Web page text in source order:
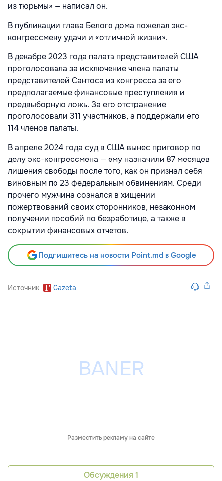
из тюрьмы» — написал он.
В публикации глава Белого дома пожелал экс-
конгрессмену удачи и «отличной жизни».
В декабре 2023 года палата представителей США
проголосовала за исключение члена палаты
представителей Сантоса из конгресса за его
предполагаемые финансовые преступления и
предвыборную ложь. За его отстранение
проголосовали 311 участников, а поддержали его
114 членов палаты.
В апреле 2024 года суд в США вынес приговор по
делу экс-конгрессмена — ему назначили 87 месяцев
лишения свободы после того, как он признал себя
виновным по 23 федеральным обвинениям. Среди
прочего мужчина сознался в хищении
пожертвований своих сторонников, незаконном
получении пособий по безработице, а также в
сокрытии финансовых отчетов.
Подпишитесь на новости Point.md в Google
Источник Gazeta
Разместить рекламу на сайте
Обсуждения 1